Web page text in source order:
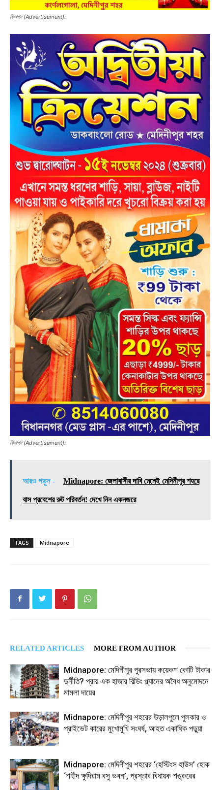
বিজ্ঞাপন (Advertisement):
বিজ্ঞাপন (Advertisement):
আরও পড়ুন - Midnapore: জেলাবাসীর দাবি মেনেই মেদিনীপুর শহরে
বাস প্রবেশের রুট পরিবর্তন! দেখে নিন একনজরে
TAGS Midnapore
RELATED ARTICLES MORE FROM AUTHOR
Midnapore: মেদিনীপুর পুরসভায় কয়েকশ কোটি টাকার
দুর্নীতি? প্রায় এক হাজার বিল্ডিং প্ল্যানের অবৈধ অনুমোদনে
মামলা দায়ের
Midnapore: মেদিনীপুর শহরের উড়ালপুলে পুলকার ও
প্রাইভেট কারের মুখোমুখি সংঘর্ষ, আহত একাধিক পড়ুয়া
Midnapore: মেদিনীপুর শহরের ‘হেস্টিংস হাউস’ হোক
‘শহীদ ক্ষুদিরাম বসু ভবন’, প্রস্তাব বিধায়ক শঙ্করের